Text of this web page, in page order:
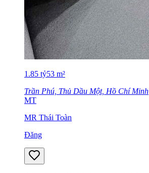
1.85 tỷ53 m²
Trần Phú, Thủ Dầu Một, Hồ Chí Minh
MT
MR Thái Toàn
Đăng